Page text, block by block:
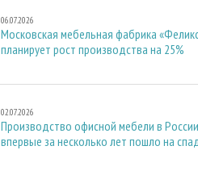
06.07.2026
Московская мебельная фабрика
планирует рост производства на 25%
02.07.2026
Производство офисной мебели в России
впервые за несколько лет пошло на спад